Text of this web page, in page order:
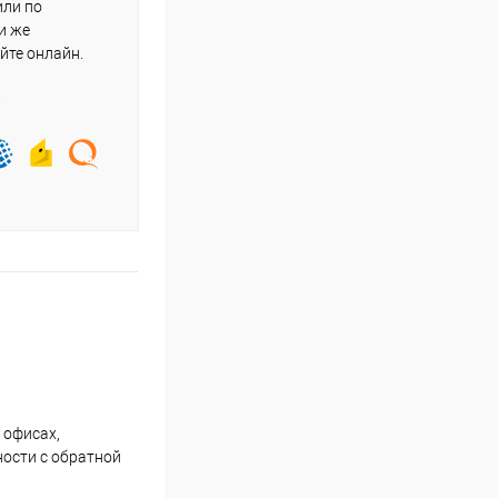
по
же
онлайн.
с обратной